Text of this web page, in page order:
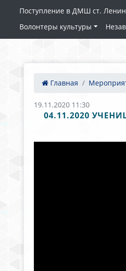
Поступление в ДМШ ст.
Волонтеры культуры
Главная
19.11.2020 11:30
04.11.2020